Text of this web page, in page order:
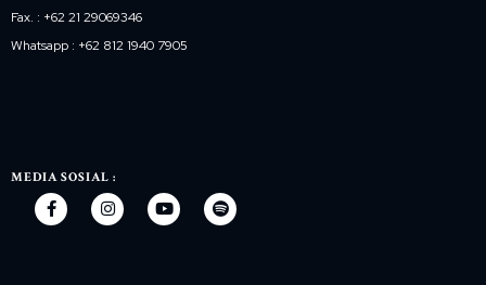
Fax. : +62 21 29069346
Whatsapp : +62 812 1940 7905
MEDIA SOSIAL :